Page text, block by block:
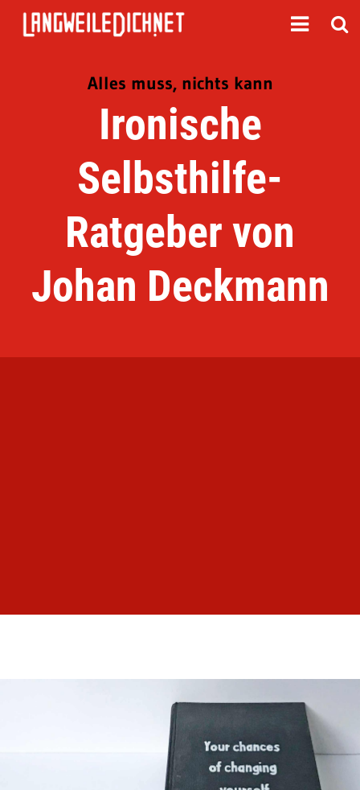
Alles muss, nichts kann
Ironische
Selbsthilfe-
Ratgeber von
Johan Deckmann